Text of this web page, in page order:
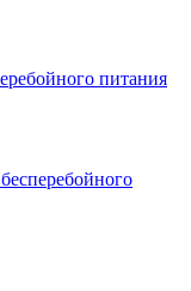
питания